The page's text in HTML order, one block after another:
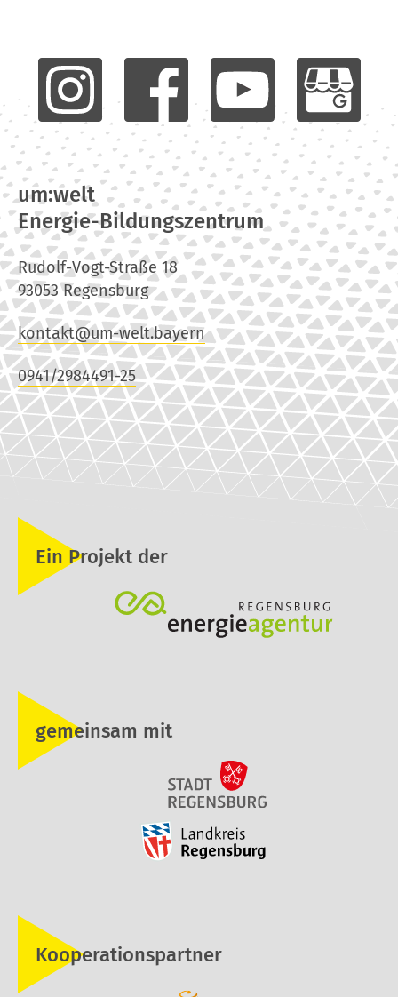
um:welt
Energie-Bildungszentrum
Rudolf-Vogt-Straße 18
93053 Regensburg
kontakt@um-welt.bayern
0941/2984491-25
Ein Projekt der
gemeinsam mit
Kooperationspartner